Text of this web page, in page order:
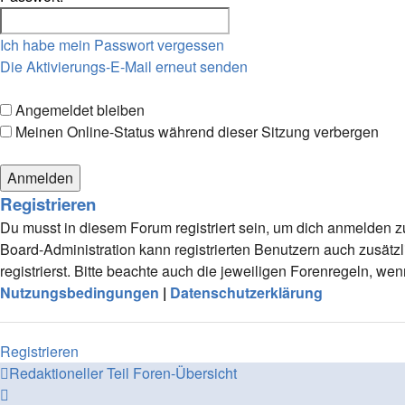
Ich habe mein Passwort vergessen
Die Aktivierungs-E-Mail erneut senden
Angemeldet bleiben
Meinen Online-Status während dieser Sitzung verbergen
Registrieren
Du musst in diesem Forum registriert sein, um dich
Board-Administration kann registrierten Benutzern auch
registrierst. Bitte beachte auch die jeweiligen Forenregeln,
Nutzungsbedingungen | Datenschutzerklärung
Registrieren
Redaktioneller Teil Foren-Übersicht